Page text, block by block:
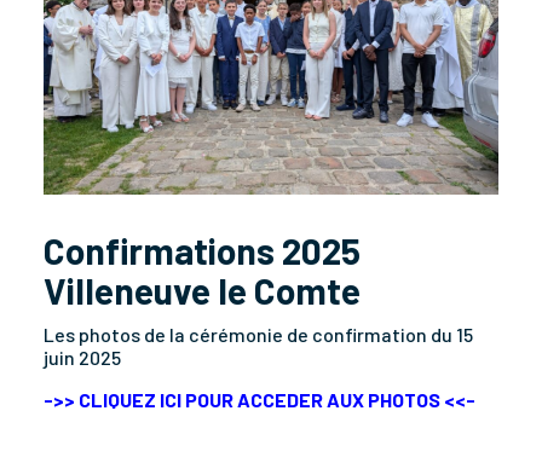
Confirmations 2025
Villeneuve le Comte
Les photos de la cérémonie de confirmation du 15
juin 2025
->> CLIQUEZ ICI POUR ACCEDER AUX PHOTOS <<-